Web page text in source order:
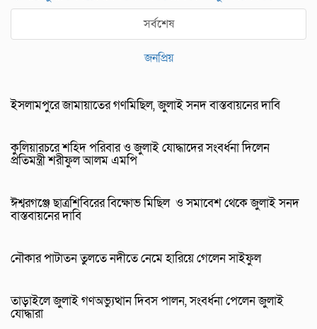
সর্বশেষ
জনপ্রিয়
ইসলামপুরে জামায়াতের গণমিছিল, জুলাই সনদ বাস্তবায়নের দাবি
কুলিয়ারচরে শহিদ পরিবার ও জুলাই যোদ্ধাদের সংবর্ধনা দিলেন
প্রতিমন্ত্রী শরীফুল আলম এমপি
ঈশ্বরগঞ্জে ছাত্রশিবিরের বিক্ষোভ মিছিল ও সমাবেশ থেকে জুলাই সনদ
বাস্তবায়নের দাবি
নৌকার পাটাতন তুলতে নদীতে নেমে হারিয়ে গেলেন সাইফুল
তাড়াইলে জুলাই গণঅভ্যুত্থান দিবস পালন, সংবর্ধনা পেলেন জুলাই
যোদ্ধারা